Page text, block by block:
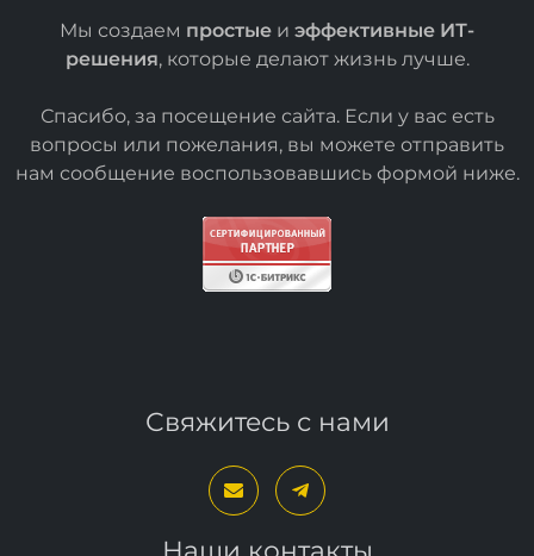
Мы создаем простые и эффективные ИТ-
решения, которые делают жизнь лучше.
Спасибо, за посещение сайта. Если у вас есть
вопросы или пожелания, вы можете отправить
нам сообщение воспользовавшись формой ниже.
Свяжитесь с нами
Наши контакты